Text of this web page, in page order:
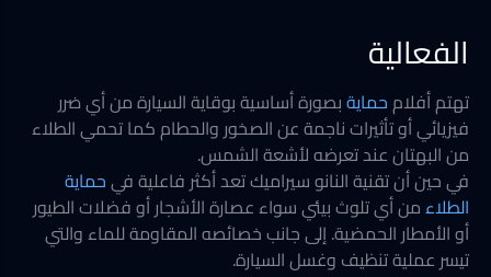
الفعالية
تهتم أفلامحمايةبصورة أساسية بوقاية السيارة من أي ضرر
فيزيائي أو تأثيرات ناجمة عن الصخور والحطام كما تحمي الطلاء
من البهتان عند تعرضه لأشعة الشمس.
في حين أن تقنية النانو سيراميك تعد أكثر فاعلية فيحماية
الطلاءمن أي تلوث بيئي سواء عصارة الأشجار أو فضلات الطيور
أو الأمطار الحمضية. إلى جانب خصائصه المقاومة للماء والتي
تيسر عملية تنظيف وغسل السيارة.